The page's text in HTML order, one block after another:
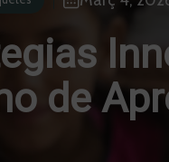
de